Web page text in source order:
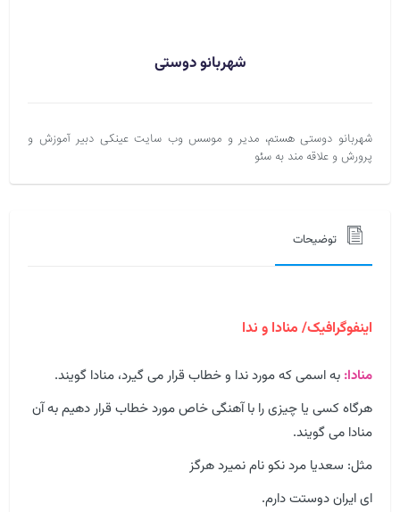
شهربانو دوستی
شهربانو دوستی هستم، مدیر و موسس وب سایت عینکی دبیر آموزش و
پرورش و علاقه مند به سئو
توضیحات
اینفوگرافیک/ منادا و ندا
منادا: به اسمی که مورد ندا و خطاب قرار می گیرد، منادا گویند.
هرگاه کسی یا چیزی را با آهنگی خاص مورد خطاب قرار دهیم به آن
منادا می گویند.
مثل: سعدیا مرد نکو نام نمیرد هرگز
ای ایران دوستت دارم.